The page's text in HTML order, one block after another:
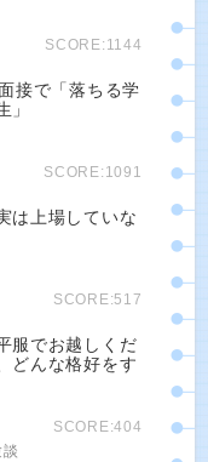
SCORE:1144
接で「落ちる学
」
SCORE:1091
は上場していな
SCORE:517
服でお越しくだ
どんな格好をす
SCORE:404